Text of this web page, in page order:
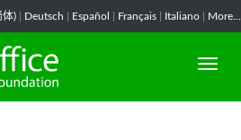
体) Deutsch Español Français Italiano More...